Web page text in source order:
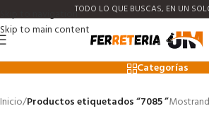
Skip to navigation
Skip to main content
TODO LO QUE BUSCAS, EN UN
7085
Categorías
Inicio/Productos etiquetados “7085 ”